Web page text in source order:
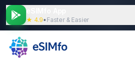
★ 4.9• Faster & Easier